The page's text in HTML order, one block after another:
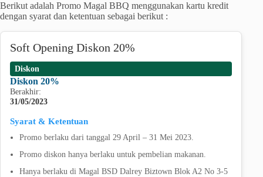
Berikut adalah Promo Magal BBQ menggunakan kartu kredit
dengan syarat dan ketentuan sebagai berikut :
Soft Opening Diskon 20%
Diskon
Diskon 20%
Berakhir:
31/05/2023
Syarat & Ketentuan
Promo berlaku dari tanggal 29 April – 31 Mei 2023.
Promo diskon hanya berlaku untuk pembelian makanan.
Hanya berlaku di Magal BSD Dalrey Biztown Blok A2 No 3-5